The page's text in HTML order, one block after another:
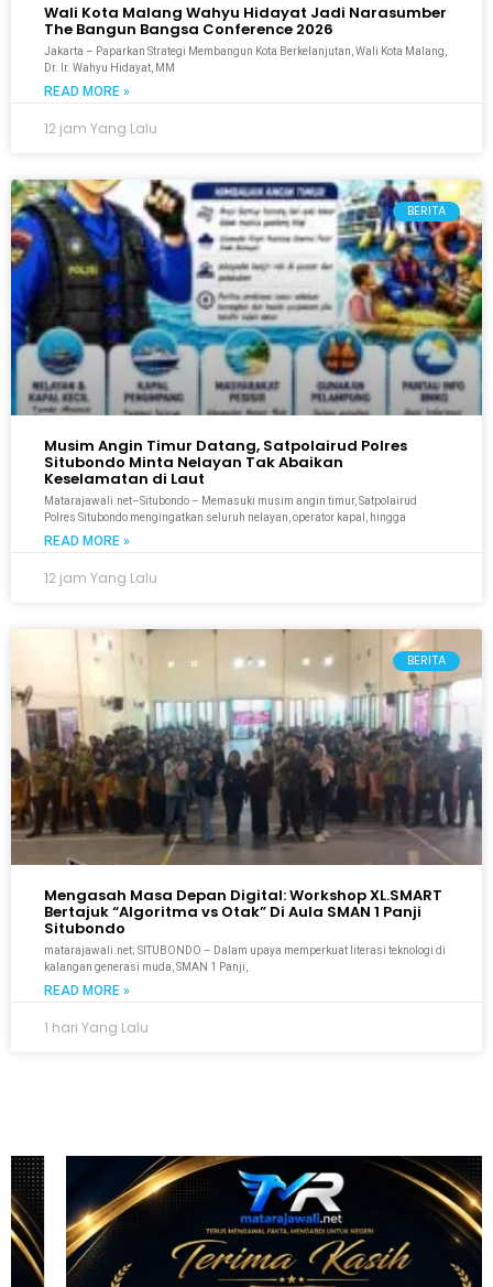
Wali Kota Malang Wahyu Hidayat Jadi Narasumber
The Bangun Bangsa Conference 2026
Jakarta – Paparkan Strategi Membangun Kota Berkelanjutan, Wali Kota Malang,
Dr. Ir. Wahyu Hidayat, MM
READ MORE »
12 jam Yang Lalu
BERITA
Musim Angin Timur Datang, Satpolairud Polres
Situbondo Minta Nelayan Tak Abaikan
Keselamatan di Laut
Matarajawali.net–Situbondo – Memasuki musim angin timur, Satpolairud
Polres Situbondo mengingatkan seluruh nelayan, operator kapal, hingga
READ MORE »
12 jam Yang Lalu
BERITA
Mengasah Masa Depan Digital: Workshop XL.SMART
Bertajuk “Algoritma vs Otak” Di Aula SMAN 1 Panji
Situbondo
matarajawali.net; SITUBONDO – Dalam upaya memperkuat literasi teknologi di
kalangan generasi muda, SMAN 1 Panji,
READ MORE »
1 hari Yang Lalu